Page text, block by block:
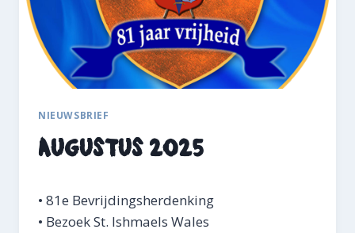
NIEUWSBRIEF
Augustus 2025
• 81e Bevrijdingsherdenking
• Bezoek St. Ishmaels Wales